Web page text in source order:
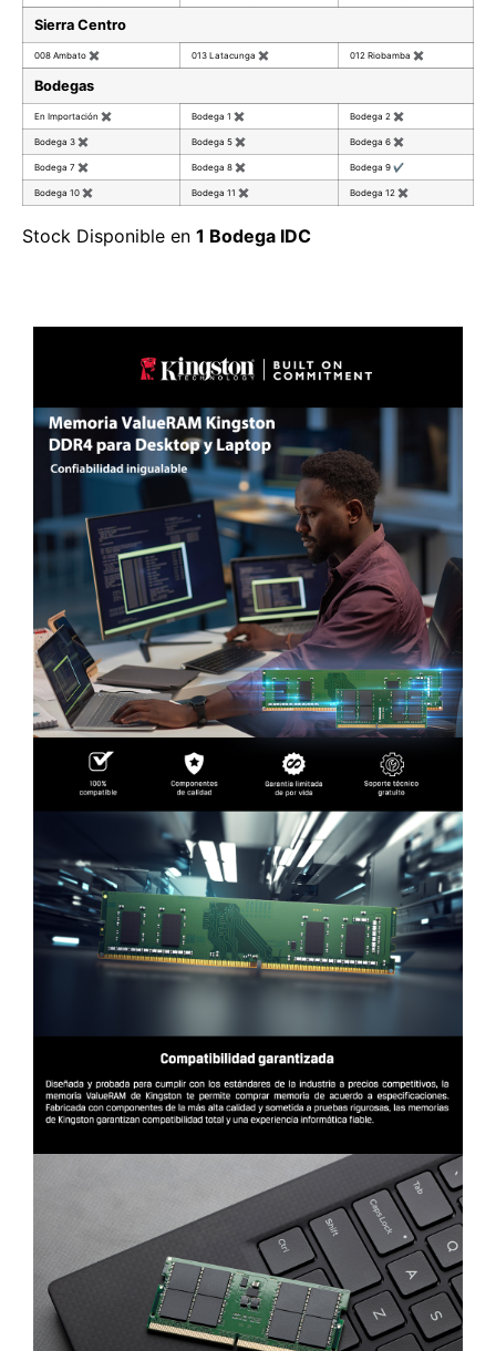
Sierra Centro
008 Ambato ✖ 013 Latacunga ✖ 012 Riobamba ✖
Bodegas
En Importación ✖ Bodega 1 ✖ Bodega 2 ✖
Bodega 3 ✖ Bodega 5 ✖ Bodega 6 ✖
Bodega 7 ✖ Bodega 8 ✖ Bodega 9 ✔
Bodega 10 ✖ Bodega 11 ✖ Bodega 12 ✖
Stock Disponible en 1 Bodega IDC